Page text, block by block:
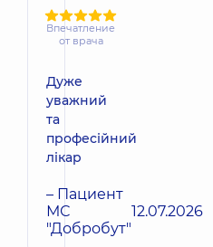
Впечатление
от врача
Дуже
уважний
та
професійний
лікар
– Пациент
МС
"Добробут"
12.07.2026